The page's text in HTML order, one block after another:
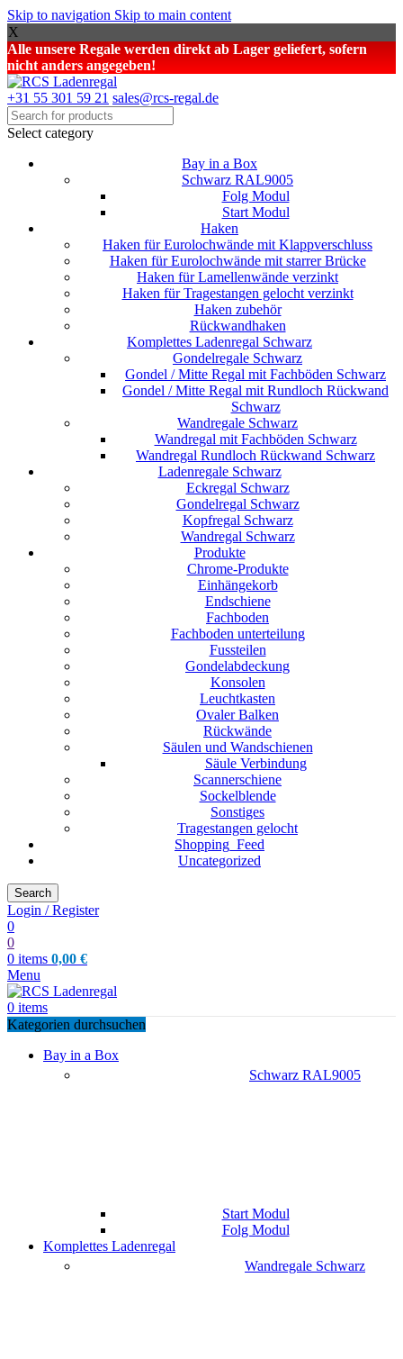
Skip to navigation Skip to main content
X
Alle unsere Regale werden direkt ab Lager geliefert, sofern
nicht anders angegeben!
+31 55 301 59 21 sales@rcs-regal.de
Select category
Bay in a Box
Schwarz RAL9005
Folg Modul
Start Modul
Haken
Haken für Eurolochwände mit Klappverschluss
Haken für Eurolochwände mit starrer Brücke
Haken für Lamellenwände verzinkt
Haken für Tragestangen gelocht verzinkt
Haken zubehör
Rückwandhaken
Komplettes Ladenregal Schwarz
Gondelregale Schwarz
Gondel / Mitte Regal mit Fachböden Schwarz
Gondel / Mitte Regal mit Rundloch Rückwand
Schwarz
Wandregale Schwarz
Wandregal mit Fachböden Schwarz
Wandregal Rundloch Rückwand Schwarz
Ladenregale Schwarz
Eckregal Schwarz
Gondelregal Schwarz
Kopfregal Schwarz
Wandregal Schwarz
Produkte
Chrome-Produkte
Einhängekorb
Endschiene
Fachboden
Fachboden unterteilung
Fussteilen
Gondelabdeckung
Konsolen
Leuchtkasten
Ovaler Balken
Rückwände
Säulen und Wandschienen
Säule Verbindung
Scannerschiene
Sockelblende
Sonstiges
Tragestangen gelocht
Shopping_Feed
Uncategorized
Search
Login / Register
0
0
0 items 0,00 €
Menu
0 items
Kategorien durchsuchen
Bay in a Box
Schwarz RAL9005
Start Modul
Folg Modul
Komplettes Ladenregal
Wandregale Schwarz